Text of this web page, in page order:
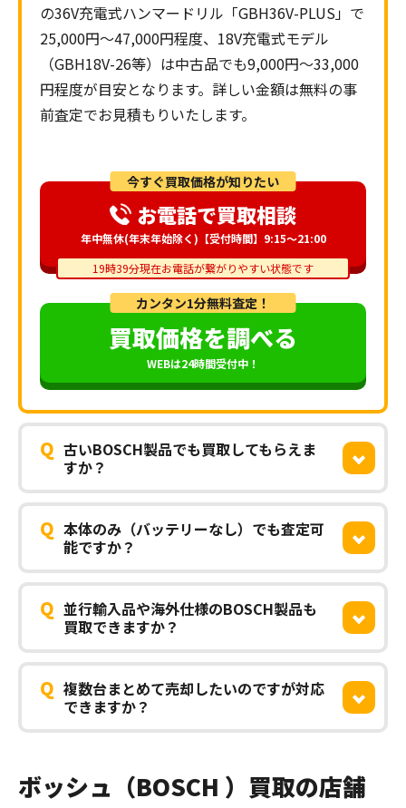
の36V充電式ハンマードリル「GBH36V-PLUS」で
25,000円〜47,000円程度、18V充電式モデル
（GBH18V-26等）は中古品でも9,000円～33,000
円程度が目安となります。詳しい金額は無料の事
前査定でお見積もりいたします。
カンタン1分無料査定！
買取価格を調べる
WEBは24時間受付中！
今すぐ買取価格が知りたい
お電話で買取相談
年中無休(年末年始除く)【受付時間】9:15～21:00
19時39分現在お電話が繋がりやすい状態です
Q 古いBOSCH製品でも買取してもらえま
すか？
Q 本体のみ（バッテリーなし）でも査定可
能ですか？
Q 並行輸入品や海外仕様のBOSCH製品も
買取できますか？
Q 複数台まとめて売却したいのですが対応
できますか？
ボッシュ（BOSCH ）買取の店舗